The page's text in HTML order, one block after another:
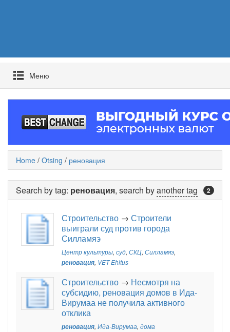
Mеню
Home / Otsing / реновация
2
Search by tag: реновация, search byanother tag
Строительство → Строители
выиграли суд против города
Силламяэ
Центр культуры, суд, СКЦ, Силламяэ,
реновация, VET Ehitus
Строительство → Несмотря на
субсидию, реновация домов в Ида-
Вирумаа не получила активного
отклика
реновация, Ида-Вирумаа, дома